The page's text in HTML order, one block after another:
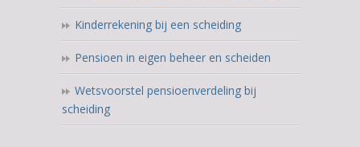
Kinderrekening bij een scheiding
Pensioen in eigen beheer en scheiden
Wetsvoorstel pensioenverdeling bij
scheiding